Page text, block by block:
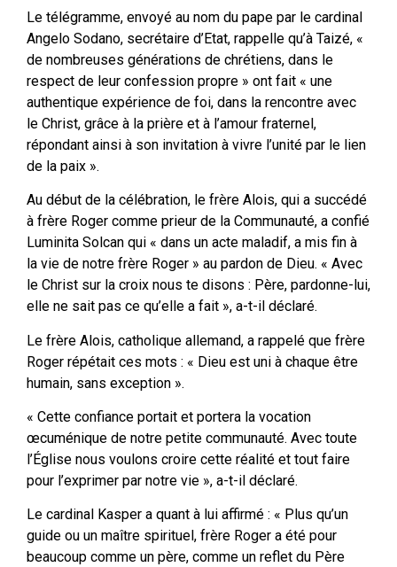
Le télégramme, envoyé au nom du pape par le cardinal
Angelo Sodano, secrétaire d’Etat, rappelle qu’à Taizé, «
de nombreuses générations de chrétiens, dans le
respect de leur confession propre » ont fait « une
authentique expérience de foi, dans la rencontre avec
le Christ, grâce à la prière et à l’amour fraternel,
répondant ainsi à son invitation à vivre l’unité par le lien
de la paix ».
Au début de la célébration, le frère Alois, qui a succédé
à frère Roger comme prieur de la Communauté, a confié
Luminita Solcan qui « dans un acte maladif, a mis fin à
la vie de notre frère Roger » au pardon de Dieu. « Avec
le Christ sur la croix nous te disons : Père, pardonne-lui,
elle ne sait pas ce qu’elle a fait », a-t-il déclaré.
Le frère Alois, catholique allemand, a rappelé que frère
Roger répétait ces mots : « Dieu est uni à chaque être
humain, sans exception ».
« Cette confiance portait et portera la vocation
œcuménique de notre petite communauté. Avec toute
l’Église nous voulons croire cette réalité et tout faire
pour l’exprimer par notre vie », a-t-il déclaré.
Le cardinal Kasper a quant à lui affirmé : « Plus qu’un
guide ou un maître spirituel, frère Roger a été pour
beaucoup comme un père, comme un reflet du Père